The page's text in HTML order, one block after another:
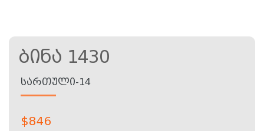
Ბინა 1430
ᲡᲐᲠᲗᲣᲚᲘ-14
$846